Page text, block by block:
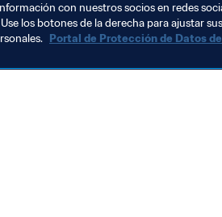
con nuestros socios en redes
los botones de la derecha para ajustar sus
Portal de Protección de Datos